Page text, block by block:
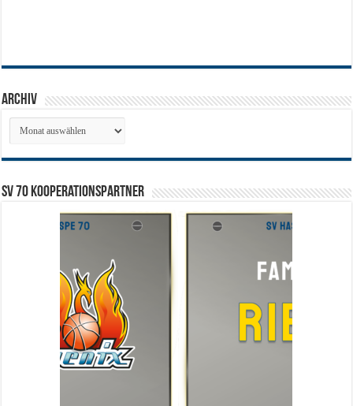
Archiv
Archiv
SV 70 Kooperationspartner